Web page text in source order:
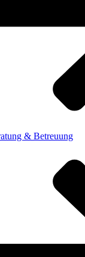
& Betreuung